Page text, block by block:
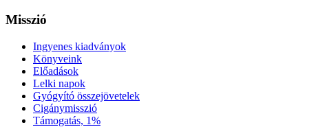
Misszió
Ingyenes kiadványok
Könyveink
Előadások
Lelki napok
Gyógyító összejövetelek
Cigánymisszió
Támogatás, 1%